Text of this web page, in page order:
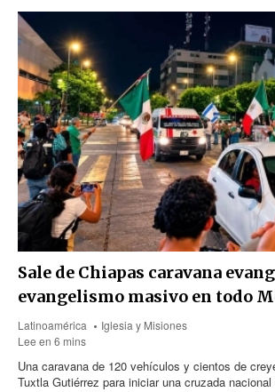
Sale de Chiapas caravana
evangelismo masivo en todo
Latinoamérica
Iglesia y Misiones
Lee en 6 mins
Una caravana de 120 vehículos y cientos de
Tuxtla Gutiérrez para iniciar una cruzada